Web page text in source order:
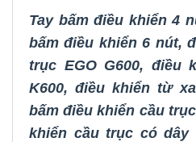
Tay bấm điều khiển 4
bấm điều khiển 6 nút,
trục EGO G600, điều
K600, điều khiển từ xa
bấm điều khiển cầu
khiển cầu trục có dây